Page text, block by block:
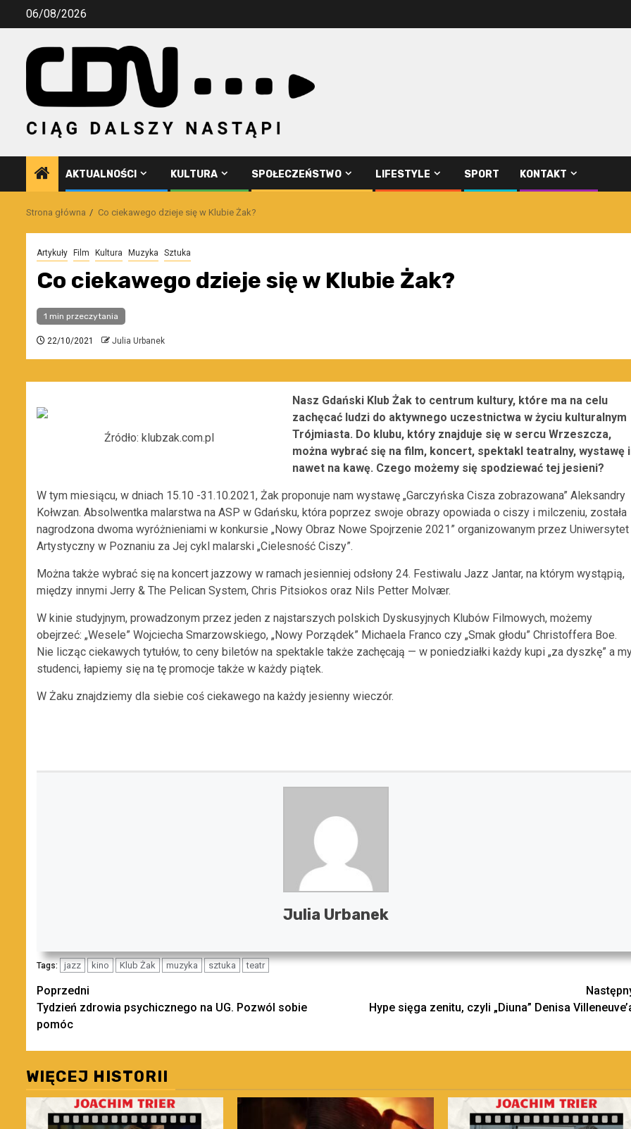
Przejdź06/08/2026
AKTUALNOŚCI KULTURA SPOŁECZEŃSTWO LIFESTYLE SPORT KONTAKT
Strona główna Co ciekawego dzieje się w Klubie Żak?
Artykuły Film Kultura Muzyka Sztuka
Co ciekawego dzieje się w Klubie Żak?
1 min przeczytania
22/10/2021 Julia Urbanek
Źródło: klubzak.com.pl
Nasz Gdański Klub Żak to centrum kultury, które ma na celu
zachęcać ludzi do aktywnego uczestnictwa w życiu kulturalnym
Trójmiasta. Do klubu, który znajduje się w sercu Wrzeszcza,
można wybrać się na film, koncert, spektakl teatralny, wystawę i
nawet na kawę. Czego możemy się spodziewać tej jesieni?
W tym miesiącu, w dniach 15.10 -31.10.2021, Żak proponuje nam wystawę „Garczyńska Cisza zobrazowana” Aleksandry
Kołwzan. Absolwentka malarstwa na ASP w Gdańsku, która poprzez swoje obrazy opowiada o ciszy i milczeniu, została
nagrodzona dwoma wyróżnieniami w konkursie „Nowy Obraz Nowe Spojrzenie 2021” organizowanym przez Uniwersytet
Artystyczny w Poznaniu za Jej cykl malarski „Cielesność Ciszy”.
Można także wybrać się na koncert jazzowy w ramach jesienniej odsłony 24. Festiwalu Jazz Jantar, na którym wystąpią,
między innymi Jerry & The Pelican System, Chris Pitsiokos oraz Nils Petter Molvær.
W kinie studyjnym, prowadzonym przez jeden z najstarszych polskich Dyskusyjnych Klubów Filmowych, możemy
obejrzeć: „Wesele” Wojciecha Smarzowskiego, „Nowy Porządek” Michaela Franco czy „Smak głodu” Christoffera Boe.
Nie licząc ciekawych tytułów, to ceny biletów na spektakle także zachęcają — w poniedziałki każdy kupi „za dyszkę” a
studenci, łapiemy się na tę promocje także w każdy piątek.
W Żaku znajdziemy dla siebie coś ciekawego na każdy jesienny wieczór.
Julia Urbanek
Tags: jazz kino Klub Żak muzyka sztuka teatr
Zobacz
wpisy
Poprzedni
Tydzień zdrowia psychicznego na UG. Pozwól sobie
pomóc
Hype sięga zenitu, czyli „Diuna” Denisa
WIĘCEJ HISTORII